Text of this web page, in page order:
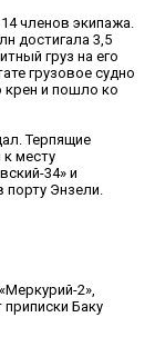
членов экипажа.
достигала 3,5
груз на его
грузовое судно
крен и пошло ко
Терпящие
месту
34» и
порту Энзели.
2»,
Баку